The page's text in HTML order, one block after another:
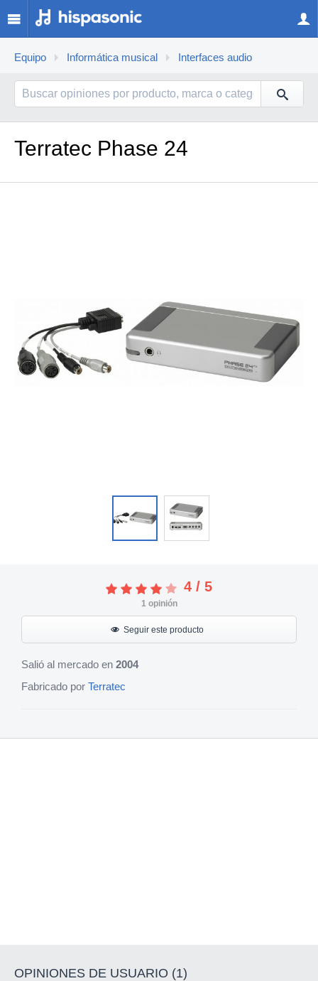
Equipo Informática musical Interfaces audio
Terratec Phase 24
4 / 5
1opinión
Seguir este producto
Salió al mercado en 2004
Fabricado por Terratec
OPINIONES DE USUARIO (1)